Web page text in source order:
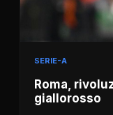
SERIE-A
Roma,
giallorosso